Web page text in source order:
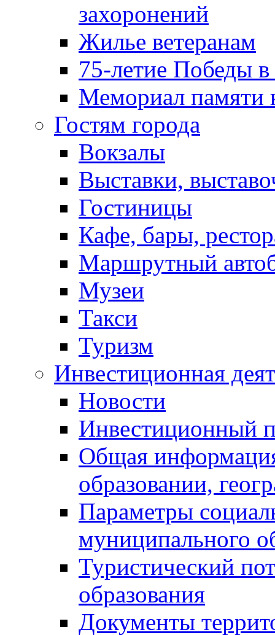
захоронений
Жилье ветеранам
75-летие Победы
Мемориал памяти
Гостям города
Вокзалы
Выставки,
Гостиницы
Кафе, бары,
Маршрутный
Музеи
Такси
Туризм
Инвестиционная
Новости
Инвестиционный
Общая
образовании,
Параметры
муниципального
Туристический
образования
Документы